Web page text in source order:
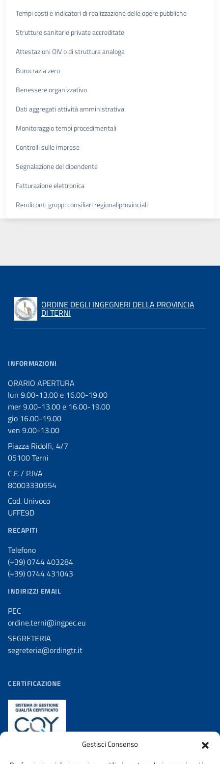
Gestisci Consenso
Tempi costi e indicatori di realizzazione delle opere pubbliche
Strutture sanitarie private accreditate
Attestazioni OIV o di struttura analoga
Burocrazia zero
Benessere organizzativo
Dati aggregati attività amministrativa
Monitoraggio tempi procedimentali
Controlli sulle imprese
Segnalazione del dipendente
Fatturazione elettronica
Rendiconti gruppi consiliari regionaliprovinciali
ORDINE DEGLI INGEGNERI DELLA PROVINCIA
DI TERNI
INFORMAZIONI
ORARIO APERTURA
lun 9.00-13.00 e 16.00-19.00
mer 9.00-13.00 e 16.00-19.00
gio 16.00-19.00
ven 9.00-13.00
Piazza Ridolfi, 4/7
05100 Terni
C.F. / P.IVA
80003330554
Cod. Univoco
UFFE9D
RECAPITI
Telefono
(+39) 0744 403284
(+39) 0744 431043
INDIRIZZI EMAIL
PEC
ordine.terni@ingpec.eu
SEGRETERIA
segreteria@ordingtr.it
CERTIFICAZIONE